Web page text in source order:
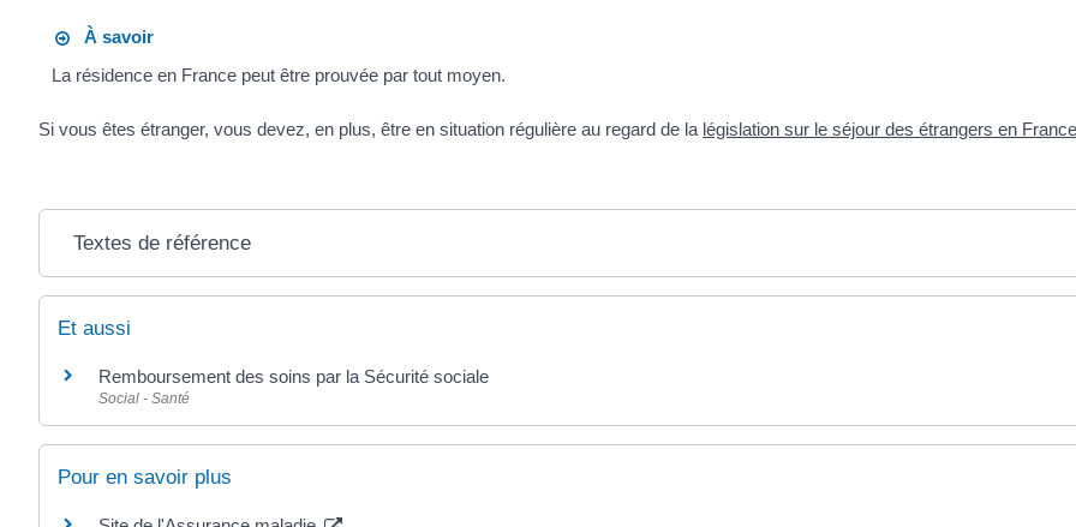
À savoir
La résidence en France peut être prouvée par tout moyen.
Si vous êtes étranger, vous devez, en plus, être en situation régulière au regard de la législation sur le séjour des étrangers en France
Textes de référence
Et aussi
Remboursement des soins par la Sécurité sociale
Social - Santé
Pour en savoir plus